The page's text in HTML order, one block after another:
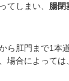
てしまい、 腸閉
ら肛門まで1本
場合によって